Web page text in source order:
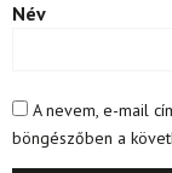
Név
A nevem, e-mail
böngészőben a